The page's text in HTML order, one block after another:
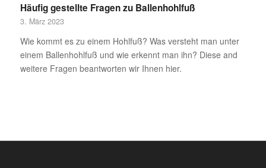
Häufig gestellte Fragen zu Ballenhohlfuß
3. März 2023
Wie kommt es zu einem Hohlfuß? Was versteht man unter
einem Ballenhohlfuß und wie erkennt man ihn? Diese and
weitere Fragen beantworten wir Ihnen hier.